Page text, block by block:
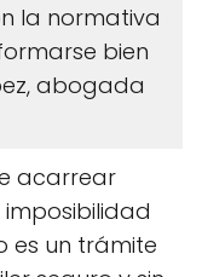
la normativa
bien
abogada
acarrear
imposibilidad
es un trámite